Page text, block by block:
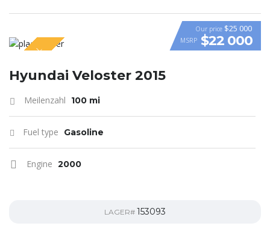
VIDEO
SPECIAL
Our price $25 000
MSRP $22 000
Hyundai Veloster 2015
Meilenzahl 100 mi
Fuel type Gasoline
Engine 2000
LAGER# 153093